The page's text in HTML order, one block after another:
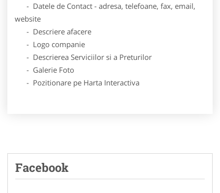
- Datele de Contact - adresa, telefoane, fax, email,
website
- Descriere afacere
- Logo companie
- Descrierea Serviciilor si a Preturilor
- Galerie Foto
- Pozitionare pe Harta Interactiva
Facebook